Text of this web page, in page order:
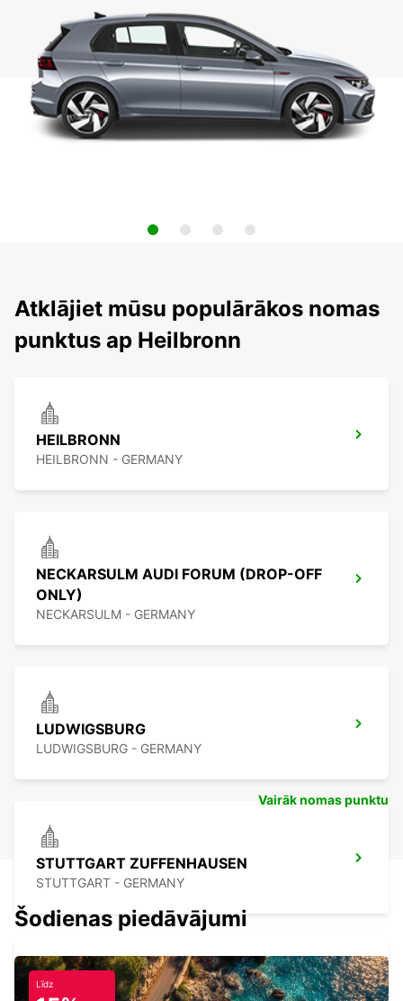
Atklājiet mūsu populārākos nomas
punktus ap Heilbronn
HEILBRONN
HEILBRONN - GERMANY
NECKARSULM AUDI FORUM (DROP-OFF
ONLY)
NECKARSULM - GERMANY
LUDWIGSBURG
LUDWIGSBURG - GERMANY
STUTTGART ZUFFENHAUSEN
STUTTGART - GERMANY
Vairāk nomas punktu
Šodienas piedāvājumi
Līdz